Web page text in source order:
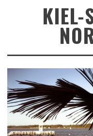
KIEL-